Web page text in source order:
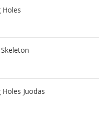
Holes
Juodas